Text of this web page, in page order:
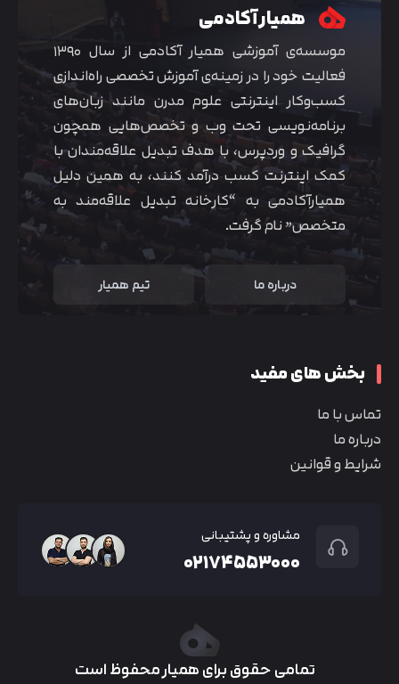
همیار آکادمی
موسسه‌ی آموزشی همیار آکادمی از سال ۱۳۹۰
فعالیت خود را در زمینه‌ی آموزش تخصصی راه‌اندازی
کسب‌و‌کار اینترنتی علوم مدرن مانند زبان‌های
برنامه‌نویسی تحت وب و تخصص‌هایی همچون
گرافیک و وردپرس، با هدف تبدیل علاقه‌مندان با
کمک اینترنت کسب درآمد کنند، به همین دلیل
همیارآکادمی به “کارخانه تبدیل علاقه‌مند به
متخصص” نام گرفت.
درباره ما تیم همیار
بخش های مفید
تماس با ما
درباره ما
شرایط و قوانین
مشاوره و پشتیبانی
۰۲۱۷۴۵۵۳۰۰۰
تمامی حقوق برای همیار محفوظ است
متوجه شدم